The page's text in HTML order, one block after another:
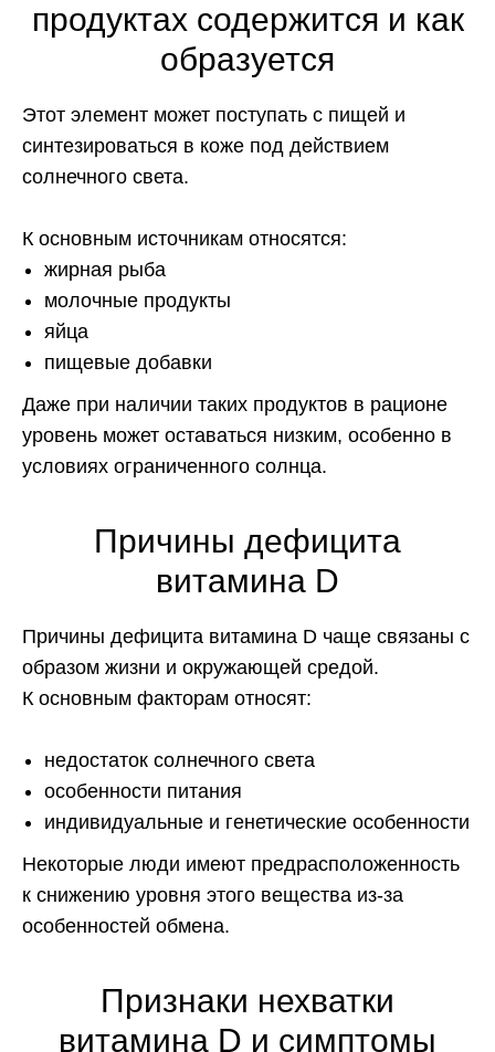
продуктах содержится и как
образуется
Этот элемент может поступать с пищей и
синтезироваться в коже под действием
солнечного света.
К основным источникам относятся:
жирная рыба
молочные продукты
яйца
пищевые добавки
Даже при наличии таких продуктов в рационе
уровень может оставаться низким, особенно в
условиях ограниченного солнца.
Причины дефицита
витамина D
Причины дефицита витамина D чаще связаны с
образом жизни и окружающей средой.
К основным факторам относят:
недостаток солнечного света
особенности питания
индивидуальные и генетические особенности
Некоторые люди имеют предрасположенность
к снижению уровня этого вещества из-за
особенностей обмена.
Признаки нехватки
витамина D и симптомы